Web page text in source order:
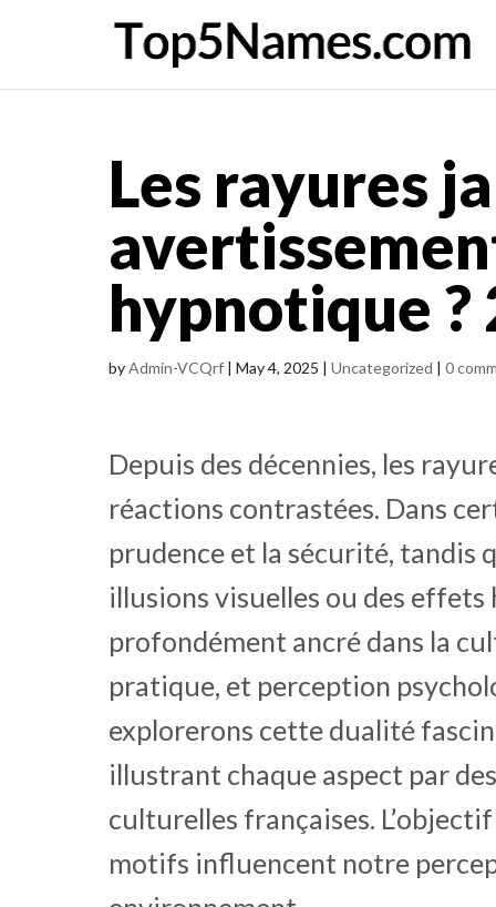
Les rayures
hypnotique ?
byAdmin-VCQrf | May 4, 2025 | Uncategorized | 0
Depuis des décennies, les
réactions contrastées. Dans
prudence et la sécurité, tandis
illusions visuelles ou des
profondément ancré dans la
pratique, et perception
explorerons cette dualité
illustrant chaque aspect par
culturelles françaises.
motifs influencent notre